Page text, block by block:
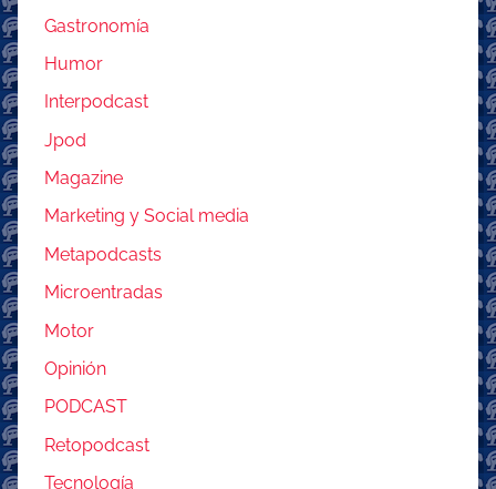
Gastronomía
Humor
Interpodcast
Jpod
Magazine
Marketing y Social media
Metapodcasts
Microentradas
Motor
Opinión
PODCAST
Retopodcast
Tecnología